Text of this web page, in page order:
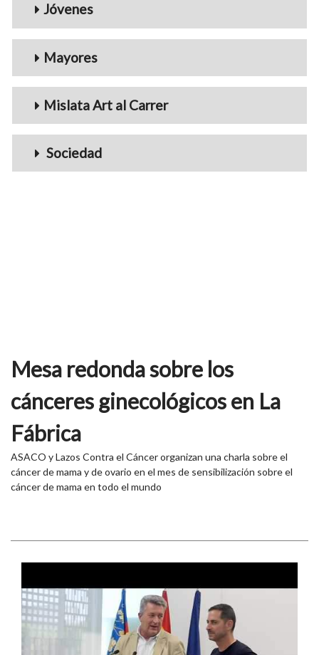
Jóvenes
Mayores
Mislata Art al Carrer
Sociedad
Mesa redonda sobre los
cánceres ginecológicos en La
Fábrica
ASACO y Lazos Contra el Cáncer organizan una charla sobre el
cáncer de mama y de ovario en el mes de sensibilización sobre el
cáncer de mama en todo el mundo